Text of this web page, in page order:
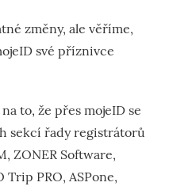
změny, ale věříme,
své příznivce
to, že přes mojeID se
sekcí řady registrátorů
ZONER Software,
Trip PRO, ASPone,